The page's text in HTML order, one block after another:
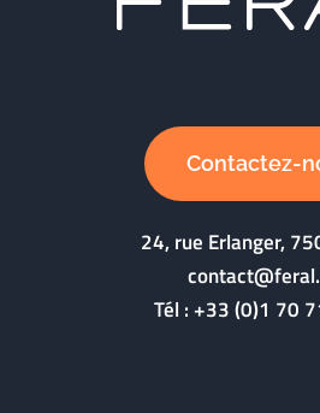
Contactez-
24, rue Erlanger,
Tél :+33 (0)1 70